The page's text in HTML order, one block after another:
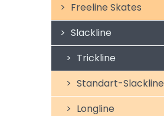
Freeline Skates
Slackline
Trickline
Standart-Slackline
Longline